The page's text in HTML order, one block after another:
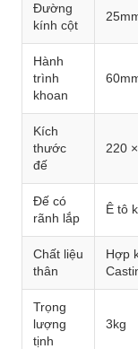
Đường
kính cột
Hành
trình
khoan
Kích
thước
đế
220
Đế có
rãnh lắp
Ê tô
Chất liệu
thân
Hợp
Trọng
lượng
tịnh
3kg